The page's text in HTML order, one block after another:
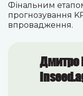
Фінальним
прогнозування
впровадження.
Дмитро